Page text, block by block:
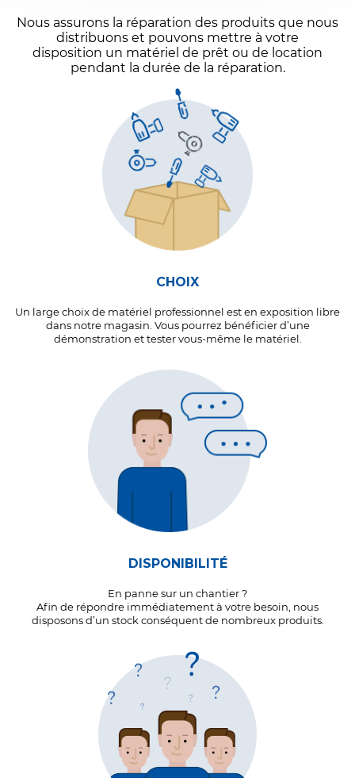
Nous assurons la réparation des produits que nous
distribuons et pouvons mettre à votre
disposition un matériel de prêt ou de location
pendant la durée de la réparation.
CHOIX
Un large choix de matériel professionnel est en exposition libre
dans notre magasin. Vous pourrez bénéficier d’une
démonstration et tester vous-même le matériel.
DISPONIBILITÉ
En panne sur un chantier ?
Afin de répondre immédiatement à votre besoin, nous
disposons d’un stock conséquent de nombreux produits.